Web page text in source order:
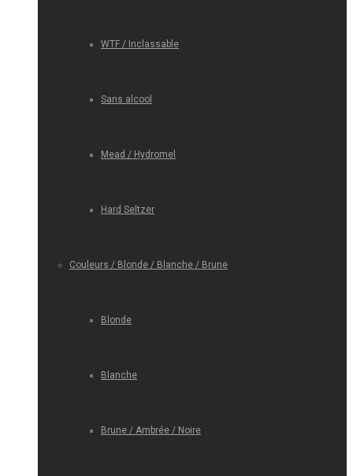
WTF / Inclassable
Sans alcool
Mead / Hydromel
Hard Seltzer
Couleurs / Blonde / Blanche / Brune
Blonde
Blanche
Brune / Ambrée / Noire